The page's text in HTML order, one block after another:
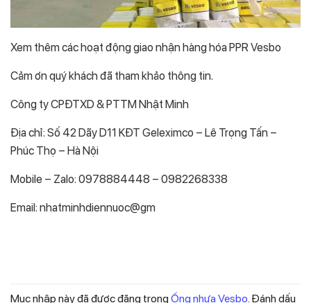
Xem thêm các hoạt động giao nhận hàng hóa PPR Vesbo
Cảm ơn quý khách đã tham khảo thông tin.
Công ty CPĐTXD & PTTM Nhật Minh
Địa chỉ: Số 42 Dãy D11 KĐT Geleximco – Lê Trọng Tấn –
Phúc Thọ – Hà Nội
Mobile – Zalo: 0978884448 – 0982268338
Email: nhatminhdiennuoc@gm
Mục nhập này đã được đăng trong Ống nhựa Vesbo . Đánh dấu